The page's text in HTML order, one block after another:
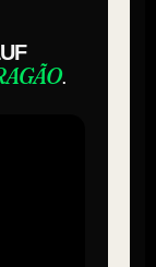
.